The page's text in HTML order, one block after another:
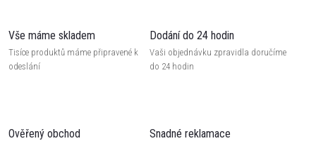
Vše máme skladem
Tisíce produktů máme připravené k
odeslání
Dodání do 24 hodin
Vaši objednávku zpravidla doručíme
do 24 hodin
Ověřený obchod Snadné reklamace